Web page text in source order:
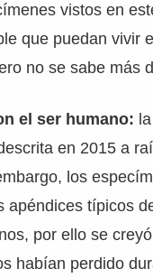
vistos en
que puedan vivir
no se sabe más
el ser humano:
en 2015 a
los
apéndices típicos
por ello se
habían perdido